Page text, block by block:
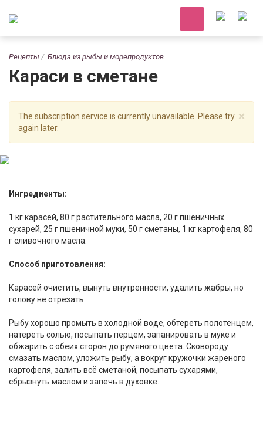
Рецепты Блюда из рыбы и морепродуктов
Караси в сметане
×
The subscription service is currently unavailable. Please try
again later.
Ингредиенты:
1 кг карасей, 80 г растительного масла, 20 г пшеничных
сухарей, 25 г пшеничной муки, 50 г сметаны, 1 кг картофеля, 80
г сливочного масла.
Способ приготовления:
Карасей очистить, вынуть внутренности, удалить жабры, но
голову не отрезать.
Рыбу хорошо промыть в холодной воде, обтереть полотенцем,
натереть солью, посыпать перцем, запанировать в муке и
обжарить с обеих сторон до румяного цвета. Сковороду
смазать маслом, уложить рыбу, а вокруг кружочки жареного
картофеля, залить всё сметаной, посыпать сухарями,
сбрызнуть маслом и запечь в духовке.